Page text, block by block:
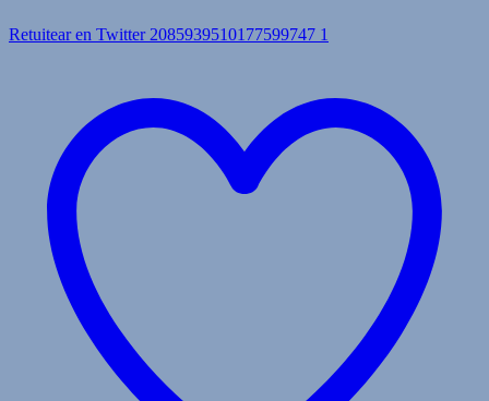
Retuitear en Twitter 2085939510177599747 1